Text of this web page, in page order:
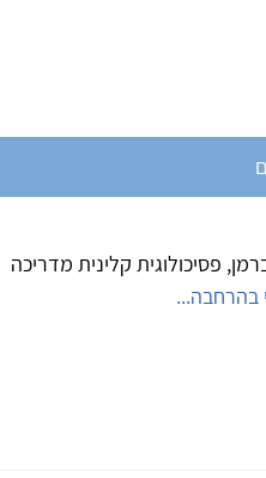
ליברמן,
בהרחבה...